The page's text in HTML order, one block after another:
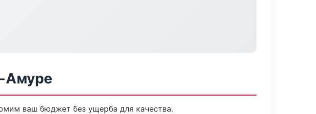
Амуре
ваш бюджет без ущерба для качества.